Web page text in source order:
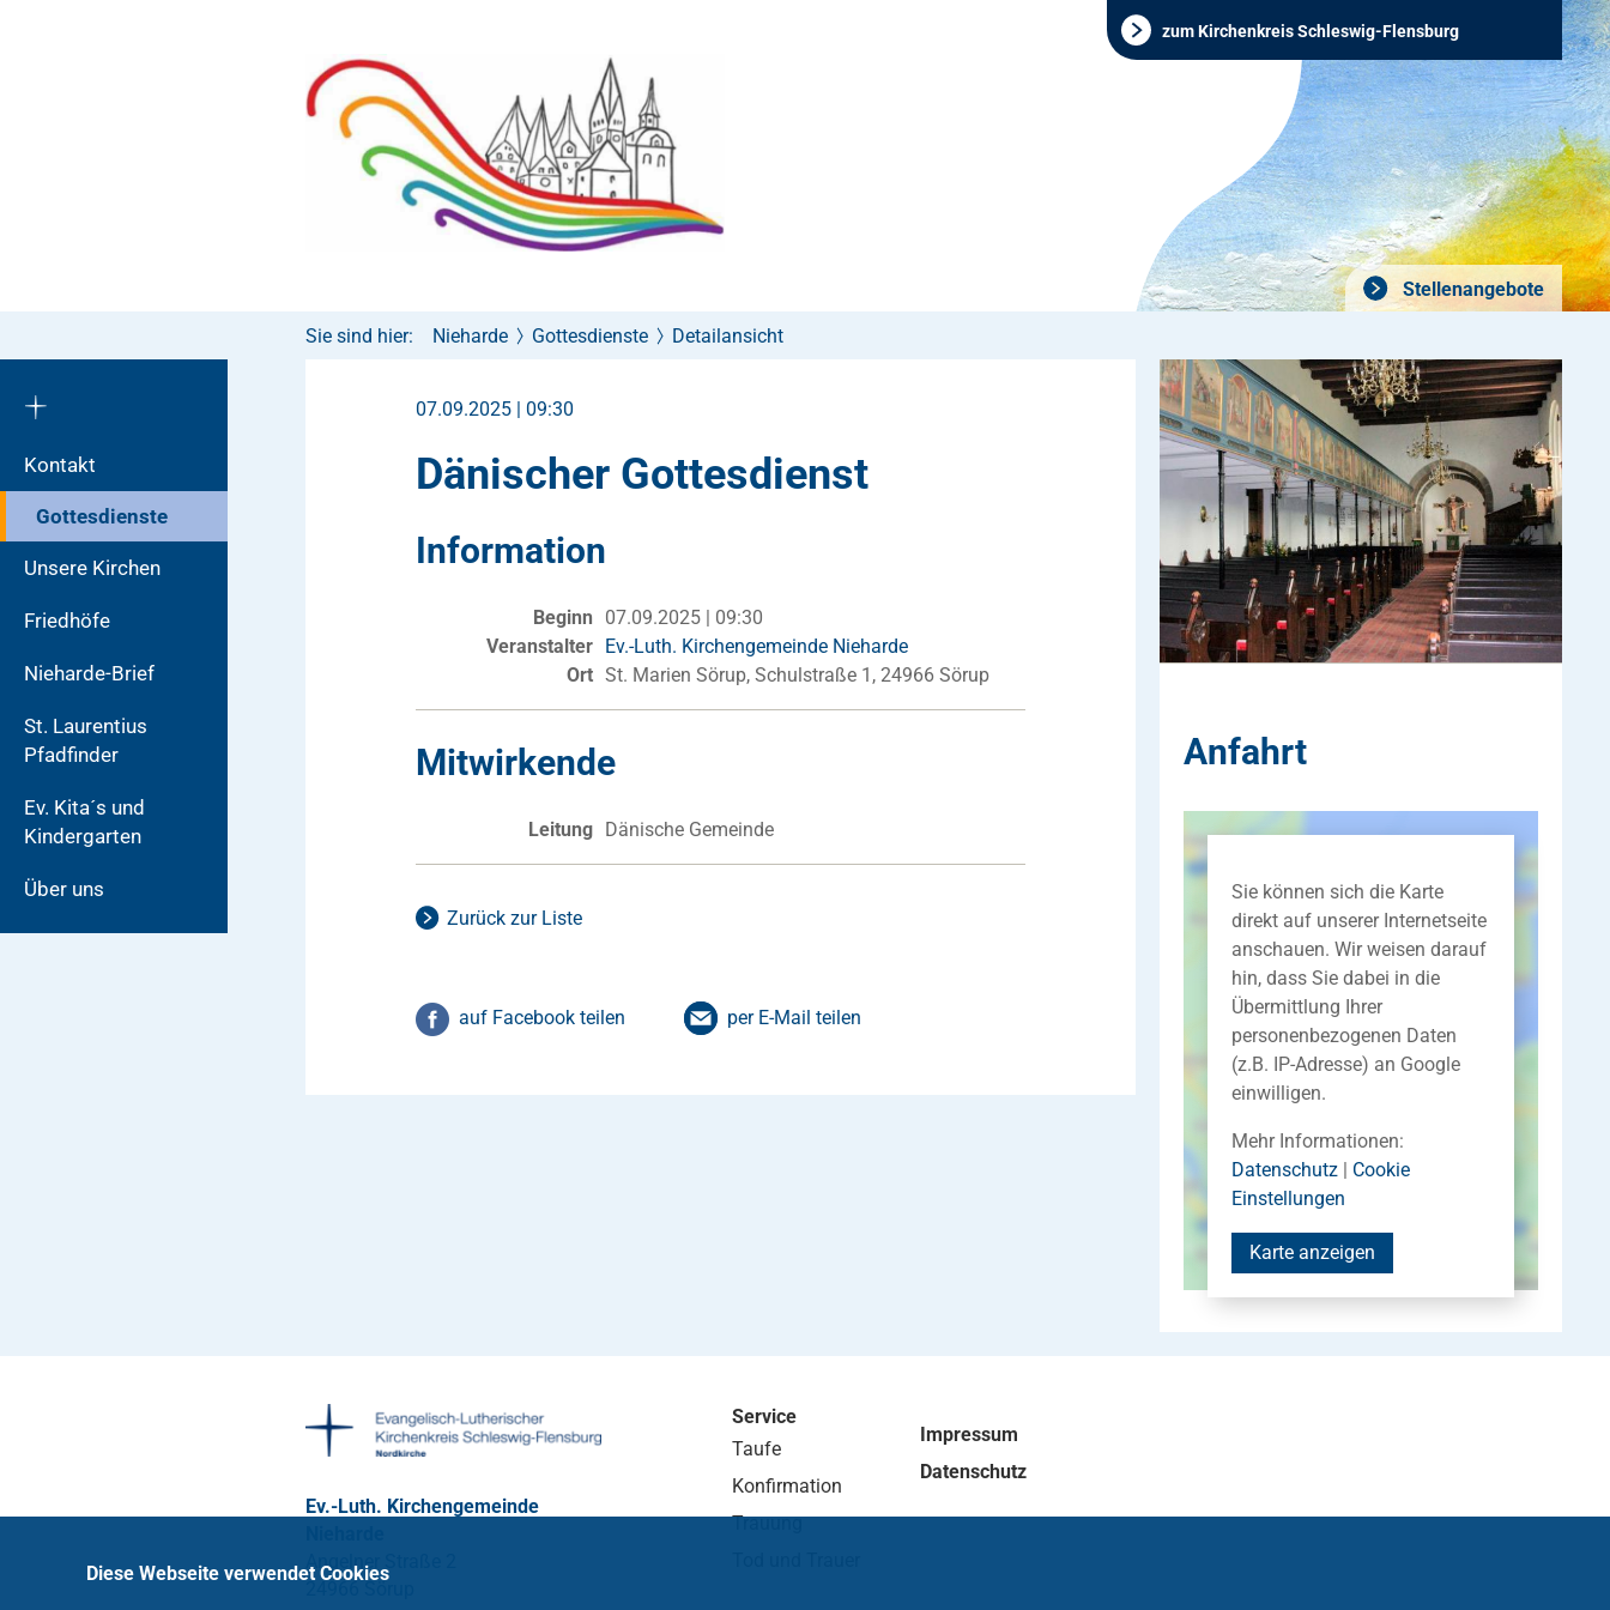
zum Kirchenkreis Schleswig-Flensburg
Stellenangebote
Kontakt
Gottesdienste
Unsere Kirchen
Friedhöfe
Nieharde-Brief
St. Laurentius
Pfadfinder
Ev. Kita´s und
Kindergarten
Über uns
Sie sind hier: Nieharde Gottesdienste Detailansicht
07.09.2025 | 09:30
Dänischer Gottesdienst
Information
Beginn
07.09.2025 | 09:30
Veranstalter Ev.-Luth. Kirchengemeinde Nieharde
Ort St. Marien Sörup, Schulstraße 1, 24966 Sörup
Mitwirkende
Leitung Dänische Gemeinde
Zurück zur Liste
auf Facebook teilen per E-Mail teilen
Anfahrt
Sie können sich die Karte
direkt auf unserer Internetseite
anschauen. Wir weisen darauf
hin, dass Sie dabei in die
Übermittlung Ihrer
personenbezogenen Daten
(z.B. IP-Adresse) an Google
einwilligen.
Mehr Informationen:
Datenschutz| Cookie
Einstellungen
Karte anzeigen
Ev.-Luth. Kirchengemeinde
Angelner Straße 2
Service
Taufe
Konfirmation
Trauung
Impressum
Datenschutz
Diese Webseite verwendet Cookies